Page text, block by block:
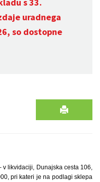
uradnega
so dostopne
v likvidaciji, Dunajska cesta 106,
pri kateri je na podlagi sklepa